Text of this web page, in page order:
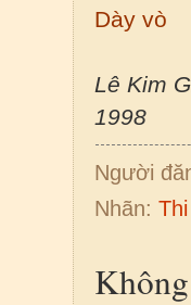
Dày vò
Lê Kim
1998
Người
Nhãn: